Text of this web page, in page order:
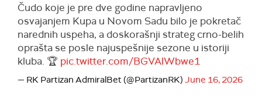
Čudo koje je pre dve godine napravljeno
osvajanjem Kupa u Novom Sadu bilo je pokretač
narednih uspeha, a doskorašnji strateg crno-belih
oprašta se posle najuspešnije sezone u istoriji
kluba. 🏆 pic.twitter.com/BGVAlWbwe1
— RK Partizan AdmiralBet (@PartizanRK) June 16, 2026